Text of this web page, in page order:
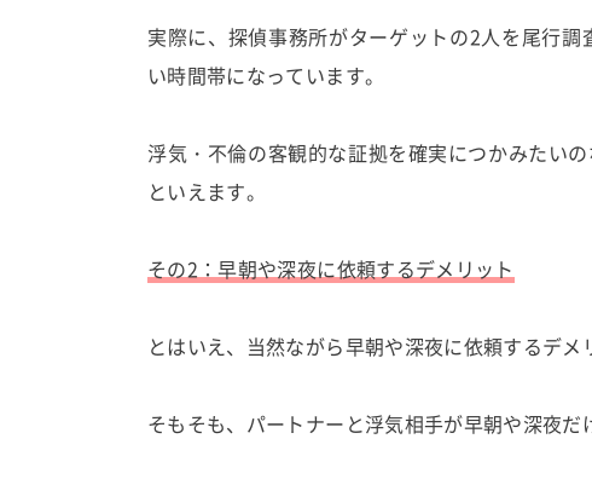
実際に、探偵事務所がターゲットの2人を尾行
い時間帯になっています。
浮気・不倫の客観的な証拠を確実につかみたい
といえます。
その2：早朝や深夜に依頼するデメリット
とはいえ、当然ながら早朝や深夜に依頼するデメ
そもそも、パートナーと浮気相手が早朝や深夜だ